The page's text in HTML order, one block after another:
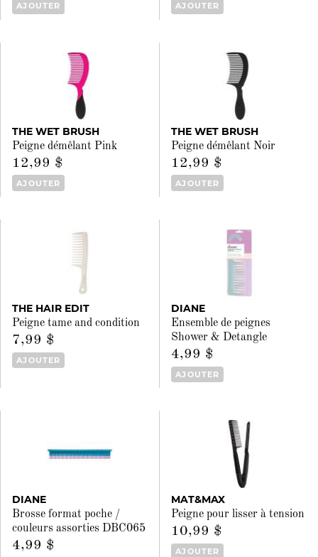
AJOUTER AJOUTER
THE WET BRUSH
Peigne démêlant Pink
12,99 $
AJOUTER
THE WET BRUSH
Peigne démêlant Noir
12,99 $
AJOUTER
THE HAIR EDIT
Peigne tame and condition
7,99 $
AJOUTER
DIANE
Ensemble de peignes
Shower & Detangle
4,99 $
AJOUTER
DIANE
Brosse format poche /
couleurs assorties DBC065
4,99 $
MAT&MAX
Peigne pour lisser à tension
10,99 $
AJOUTER